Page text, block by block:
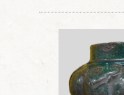
にしています